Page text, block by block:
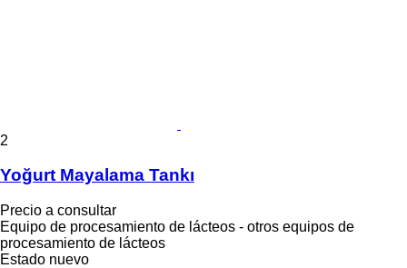
2
Yoğurt Mayalama Tankı
Precio a consultar
Equipo de procesamiento de lácteos - otros equipos de
procesamiento de lácteos
Estado nuevo